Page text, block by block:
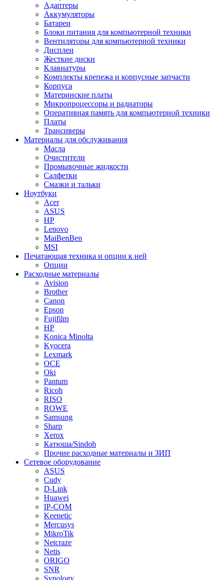
Адаптеры
Аккумуляторы
Батареи
Блоки питания для компьютерной техники
Вентиляторы для компьютерной техники
Дисплеи
Жесткие диски
Клавиатуры
Комплекты крепежа и корпусные запчасти
Корпуса
Материнские платы
Микропроцессоры и радиаторы
Оперативная память для компьютерной техники
Платы
Трансиверы
Материалы для обслуживания
Масла
Очистители
Промывочные жидкости
Салфетки
Смазки и тальки
Ноутбуки
Acer
ASUS
HP
Lenovo
MaiBenBen
MSI
Печатающая техника и опции к ней
Опции
Расходные материалы
Avision
Brother
Canon
Epson
Fujifilm
HP
Konica Minolta
Kyocera
Lexmark
OCE
Oki
Pantum
Ricoh
RISO
ROWE
Samsung
Sharp
Xerox
Катюша/Sindoh
Прочие расходные материалы и ЗИП
Сетевое оборудование
ASUS
Cudy
D-Link
Huawei
IP-COM
Keenetic
Mercusys
MikroTik
Netcraze
Netis
ORIGO
SNR
Synology